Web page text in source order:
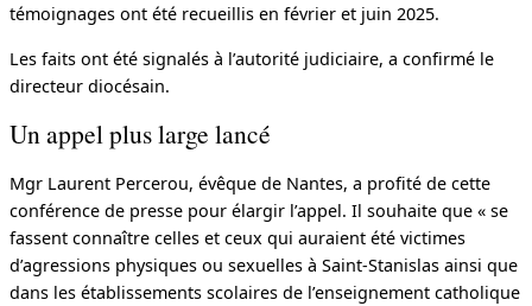
témoignages ont été recueillis en février et juin 2025.
Les faits ont été signalés à l’autorité judiciaire, a confirmé le
directeur diocésain.
Un appel plus large lancé
Mgr Laurent Percerou, évêque de Nantes, a profité de cette
conférence de presse pour élargir l’appel. Il souhaite que « se
fassent connaître celles et ceux qui auraient été victimes
d’agressions physiques ou sexuelles à Saint-Stanislas ainsi que
dans les établissements scolaires de l’enseignement catholique